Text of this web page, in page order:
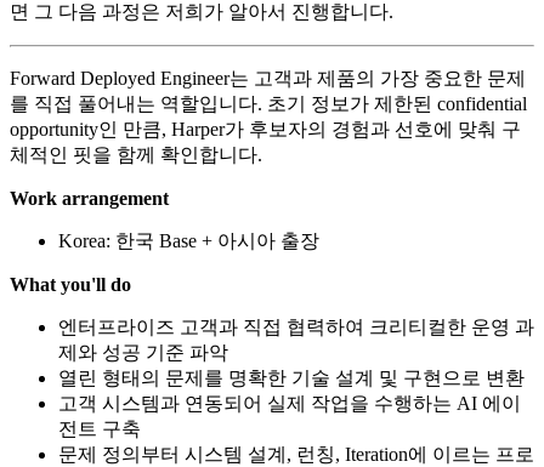
면 그 다음 과정은 저희가 알아서 진행합니다.
Forward Deployed Engineer는 고객과 제품의 가장 중요한 문제
를 직접 풀어내는 역할입니다. 초기 정보가 제한된 confidential
opportunity인 만큼, Harper가 후보자의 경험과 선호에 맞춰 구
체적인 핏을 함께 확인합니다.
Work arrangement
Korea: 한국 Base + 아시아 출장
What you'll do
엔터프라이즈 고객과 직접 협력하여 크리티컬한 운영 과
제와 성공 기준 파악
열린 형태의 문제를 명확한 기술 설계 및 구현으로 변환
고객 시스템과 연동되어 실제 작업을 수행하는 AI 에이
전트 구축
문제 정의부터 시스템 설계, 런칭, Iteration에 이르는 프로